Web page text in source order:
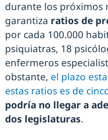
durante los próximos
garantiza ratios de
por cada 100.000
psiquiatras, 18
enfermeros
obstante, el plazo
estas ratios es de
podría no llegar a
dos legislaturas.